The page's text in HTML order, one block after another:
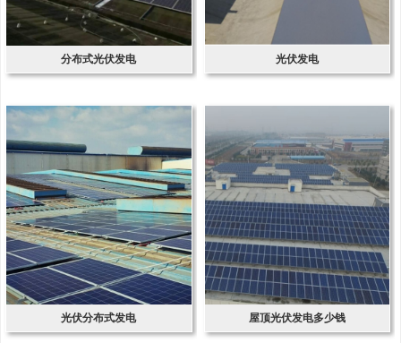
分布式光伏发电 光伏发电
光伏分布式发电 屋顶光伏发电多少钱